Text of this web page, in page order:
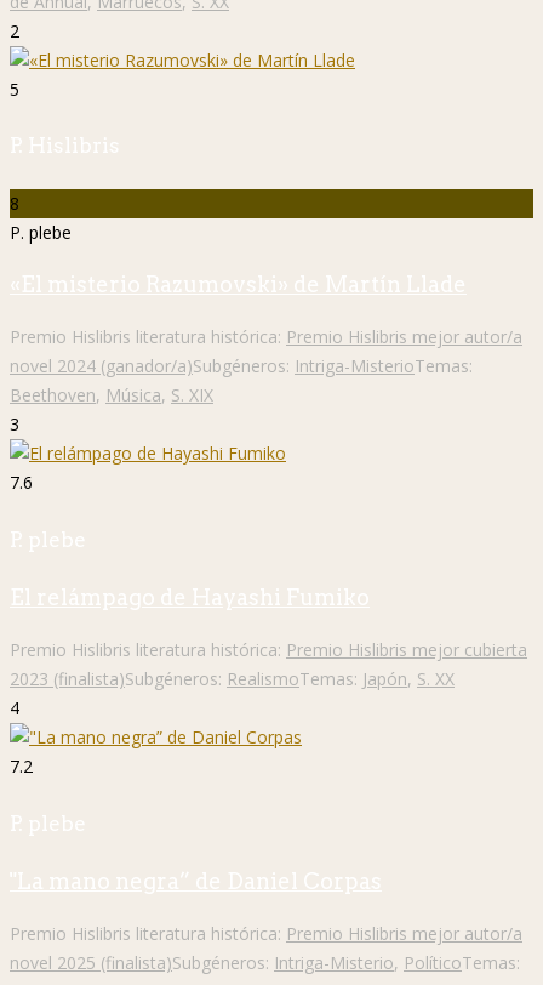
2
5
P. Hislibris
8
P. plebe
«El misterio Razumovski» de Martín Llade
Premio Hislibris literatura histórica: Premio Hislibris mejor autor/a
novel 2024 (ganador/a)Subgéneros: Intriga-MisterioTemas:
Beethoven, Música, S. XIX
3
7.6
P. plebe
El relámpago de Hayashi Fumiko
Premio Hislibris literatura histórica: Premio Hislibris mejor cubierta
2023 (finalista)Subgéneros: RealismoTemas: Japón, S. XX
4
7.2
P. plebe
"La mano negra” de Daniel Corpas
Premio Hislibris literatura histórica: Premio Hislibris mejor autor/a
novel 2025 (finalista)Subgéneros: Intriga-Misterio, PolíticoTemas: